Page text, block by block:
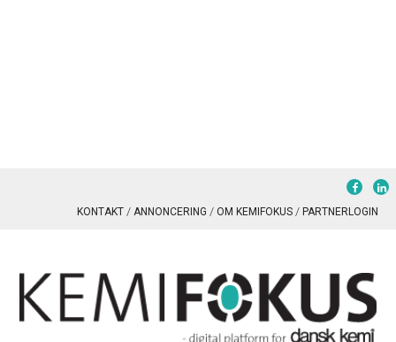
KONTAKT ANNONCERING OM KEMIFOKUS PARTNERLOGIN